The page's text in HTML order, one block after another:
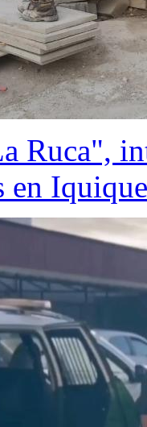
Ruca",
en